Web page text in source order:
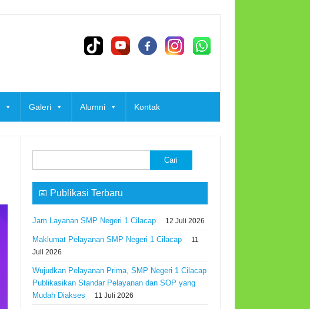
Galeri Alumni Kontak
untuk:
📅 Publikasi Terbaru
Jam Layanan SMP Negeri 1 Cilacap 12 Juli 2026
Maklumat Pelayanan SMP Negeri 1 Cilacap
11
Juli 2026
Wujudkan Pelayanan Prima, SMP Negeri 1 Cilacap
Publikasikan Standar Pelayanan dan SOP yang
Mudah Diakses
11 Juli 2026